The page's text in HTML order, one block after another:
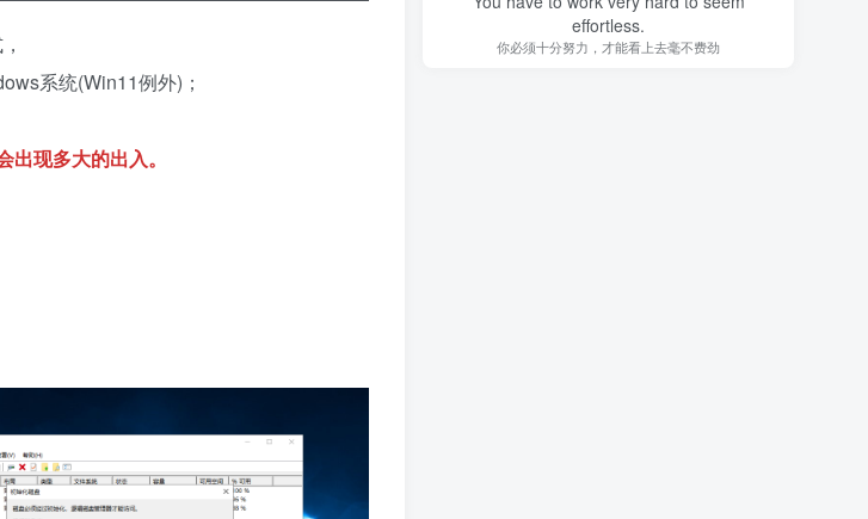
系统(Win11例外)；
现多大的出入。
effortless.
你必须十分努力，才能看上去毫不费劲